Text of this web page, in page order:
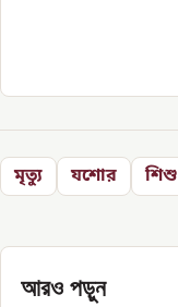
মৃত্যু যশোর শিশু
আরও পড়ুন